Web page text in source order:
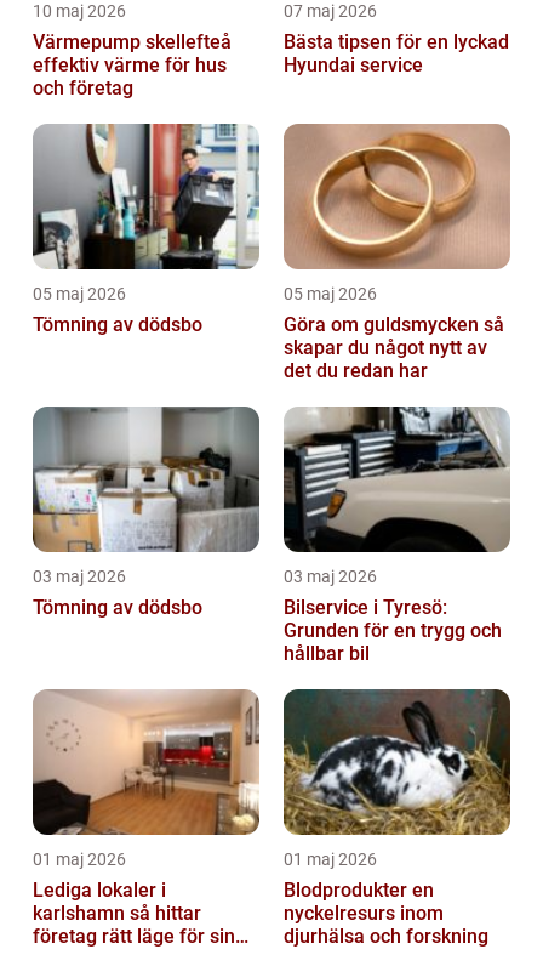
10 maj 2026
Värmepump skellefteå
effektiv värme för hus
och företag
07 maj 2026
Bästa tipsen för en lyckad
Hyundai service
05 maj 2026
Tömning av dödsbo
05 maj 2026
Göra om guldsmycken så
skapar du något nytt av
det du redan har
03 maj 2026
Tömning av dödsbo
03 maj 2026
Bilservice i Tyresö:
Grunden för en trygg och
hållbar bil
01 maj 2026
Lediga lokaler i
karlshamn så hittar
företag rätt läge för sin
01 maj 2026
Blodprodukter en
nyckelresurs inom
djurhälsa och forskning